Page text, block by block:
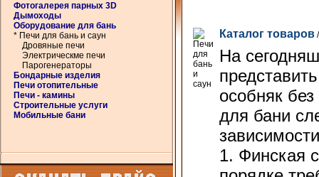
Фотогалерея парных 3D
Дымоходы
Оборудование для бань
* Печи для бань и саун
Дровяные печи
Электрическме печи
Парогенераторы
Бондарные изделия
Печи отопительные
Печи - камины
Строительные услуги
Мобильные бани
Каталог товаров
На
особняк
для бани
1. Финская